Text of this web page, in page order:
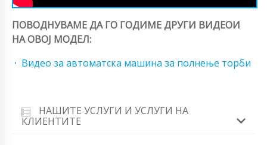
ПОВОДНУВАМЕ ДА ГО ГОДИМЕ ДРУГИ ВИДЕОИ
НА ОВОЈ МОДЕЛ:
Видео за автоматска машина за полнење торби
НАШИТЕ УСЛУГИ И УСЛУГИ НА
КЛИЕНТИТЕ